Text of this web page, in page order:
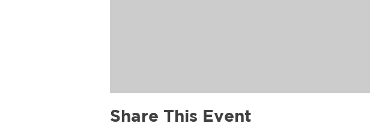
Share This Event